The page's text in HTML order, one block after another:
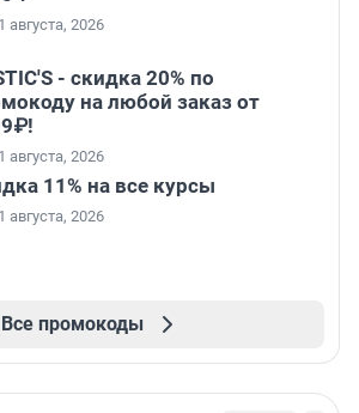
августа, 2026
- скидка 20% по
на любой заказ от
августа, 2026
11% на все курсы
августа, 2026
Все промокоды